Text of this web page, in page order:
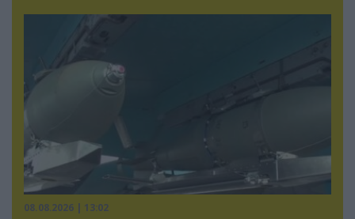
08.08.2026 | 13:02